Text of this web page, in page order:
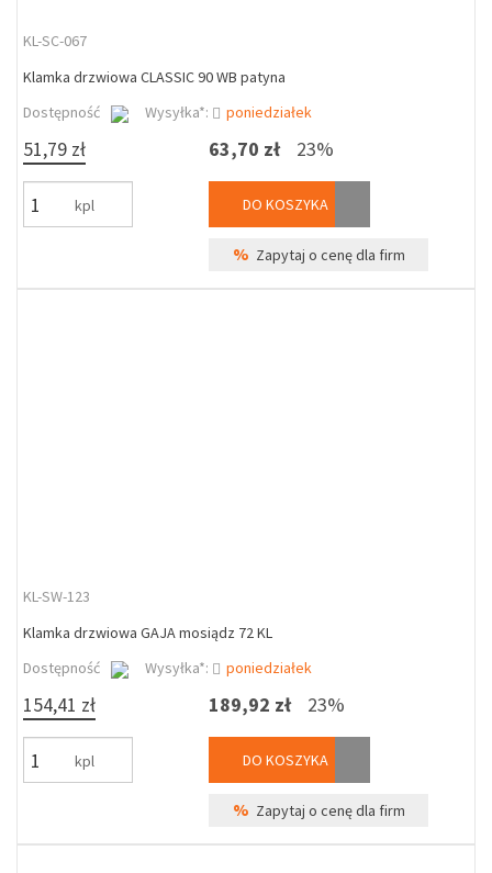
KL-SC-067
Klamka drzwiowa CLASSIC 90 WB patyna
Dostępność
Wysyłka*: poniedziałek
51,79 zł
kpl
63,70 zł 23%
DO KOSZYKA
% Zapytaj o cenę dla firm
KL-SW-123
Klamka drzwiowa GAJA mosiądz 72 KL
Dostępność
Wysyłka*: poniedziałek
154,41 zł
kpl
189,92 zł 23%
DO KOSZYKA
% Zapytaj o cenę dla firm